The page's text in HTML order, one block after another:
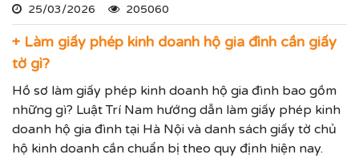
ghi nhận lĩnh vực hoạt động, ngành nghề kinh doanh
theo hệ thống mã ngành kinh tế chúng tôi vừa nêu.
25/03/2026 205060
+ Làm giấy phép kinh doanh hộ gia đình cần giấy
tờ gì?
Hồ sơ làm giấy phép kinh doanh hộ gia đình bao gồm
những gì? Luật Trí Nam hướng dẫn làm giấy phép kinh
doanh hộ gia đình tại Hà Nội và danh sách giấy tờ chủ
hộ kinh doanh cần chuẩn bị theo quy định hiện nay.